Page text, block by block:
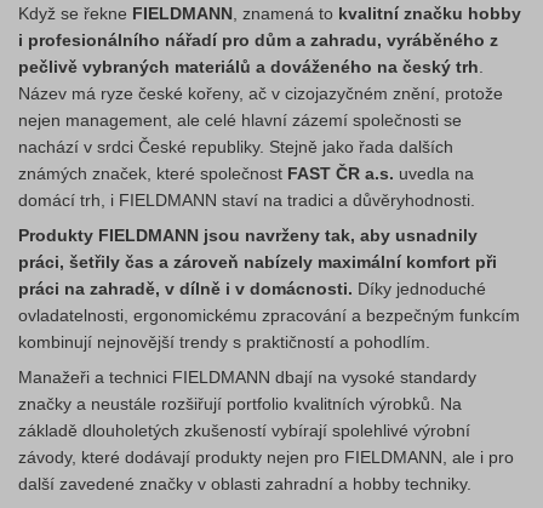
Když se řekne FIELDMANN , znamená to kvalitní značku hobby
i profesionálního nářadí pro dům a zahradu, vyráběného z
pečlivě vybraných materiálů a dováženého na český trh
Název má ryze české kořeny, ač v cizojazyčném znění, protože
nejen management, ale celé hlavní zázemí společnosti se
nachází v srdci České republiky. Stejně jako řada dalších
známých značek, které společnost FAST ČR a.s. uvedla na
domácí trh, i FIELDMANN staví na tradici a důvěryhodnosti.
Produkty FIELDMANN jsou navrženy tak, aby usnadnily
práci, šetřily čas a zároveň nabízely maximální komfort při
práci na zahradě, v dílně i v domácnosti. Díky jednoduché
ovladatelnosti, ergonomickému zpracování a bezpečným funkcím
kombinují nejnovější trendy s praktičností a pohodlím.
Manažeři a technici FIELDMANN dbají na vysoké standardy
značky a neustále rozšiřují portfolio kvalitních výrobků. Na
základě dlouholetých zkušeností vybírají spolehlivé výrobní
závody, které dodávají produkty nejen pro FIELDMANN, ale i pro
další zavedené značky v oblasti zahradní a hobby techniky.